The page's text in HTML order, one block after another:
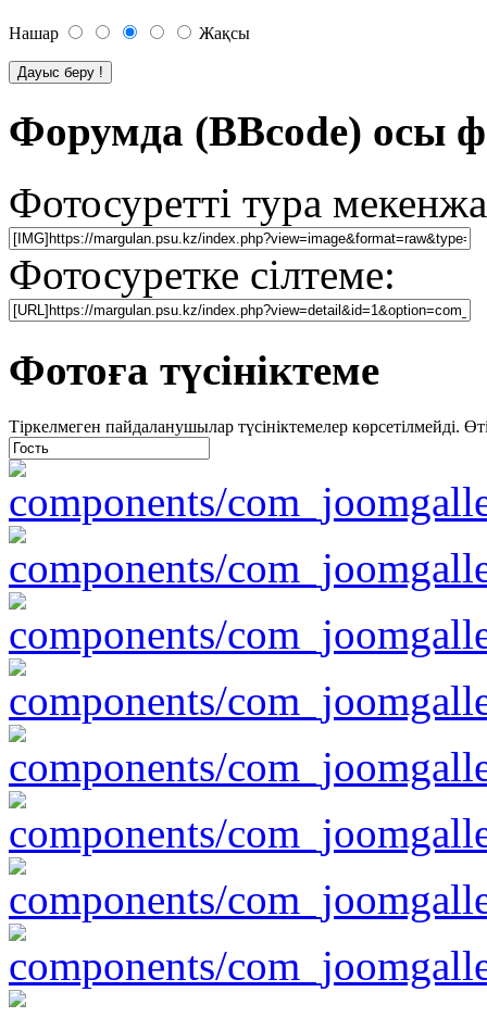
Нашар Жақсы
Форумда (BBcode) осы
Фотосуретті тура
Фотосуретке сілтеме:
Фотоға түсініктеме
Тіркелмеген пайдаланушылар түсініктемелер көрсетілмейді.